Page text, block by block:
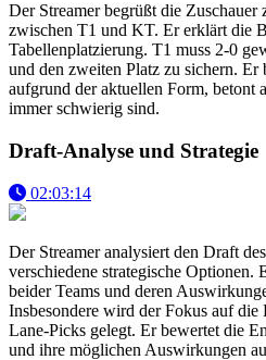
Der Streamer begrüßt die Zuschauer
zwischen T1 und KT. Er erklärt die
Tabellenplatzierung. T1 muss 2-0
und den zweiten Platz zu sichern. Er
aufgrund der aktuellen Form, betont
immer schwierig sind.
Draft-Analyse und Strategie
02:03:14
Der Streamer analysiert den Draft
verschiedene strategische Optionen.
beider Teams und deren
Insbesondere wird der Fokus auf
Lane-Picks gelegt. Er bewertet die
und ihre möglichen Auswirkungen